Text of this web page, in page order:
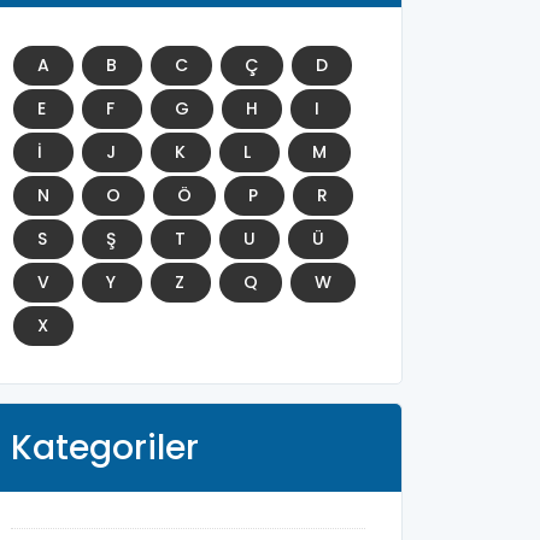
A B C Ç
D
E
F G H
I
İ
J K L
M
N
O Ö P
R
S
Ş T U
Ü
V
Y Z Q
W
X
Kategoriler